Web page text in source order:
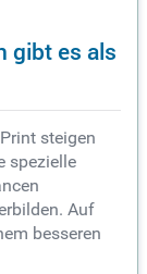
gibt es als
steigen
spezielle
Auf
besseren